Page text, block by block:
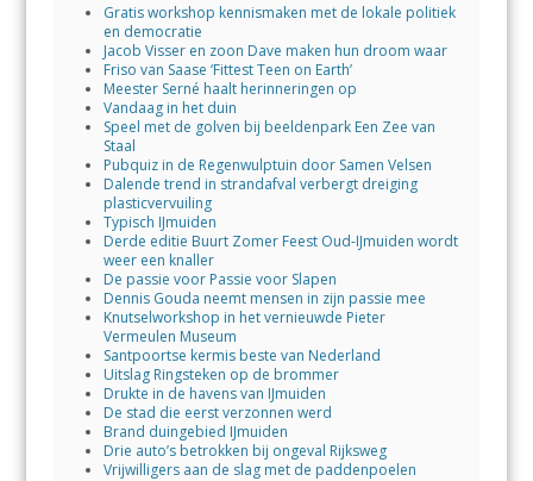
Gratis workshop kennismaken met de lokale politiek
en democratie
Jacob Visser en zoon Dave maken hun droom waar
Friso van Saase ‘Fittest Teen on Earth’
Meester Serné haalt herinneringen op
Vandaag in het duin
Speel met de golven bij beeldenpark Een Zee van
Staal
Pubquiz in de Regenwulptuin door Samen Velsen
Dalende trend in strandafval verbergt dreiging
plasticvervuiling
Typisch IJmuiden
Derde editie Buurt Zomer Feest Oud-IJmuiden wordt
weer een knaller
De passie voor Passie voor Slapen
Dennis Gouda neemt mensen in zijn passie mee
Knutselworkshop in het vernieuwde Pieter
Vermeulen Museum
Santpoortse kermis beste van Nederland
Uitslag Ringsteken op de brommer
Drukte in de havens van IJmuiden
De stad die eerst verzonnen werd
Brand duingebied IJmuiden
Drie auto’s betrokken bij ongeval Rijksweg
Vrijwilligers aan de slag met de paddenpoelen